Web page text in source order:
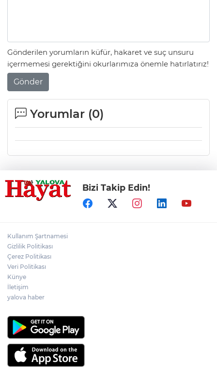
Gönderilen yorumların küfür, hakaret ve suç unsuru
içermemesi gerektiğini okurlarımıza önemle hatırlatırız!
Gönder
Yorumlar (0)
Bizi Takip Edin!
Kullanım Şartnamesi
Gizlilik Politikası
Çerez Politikası
Veri Politikası
Künye
İletişim
yalova haber